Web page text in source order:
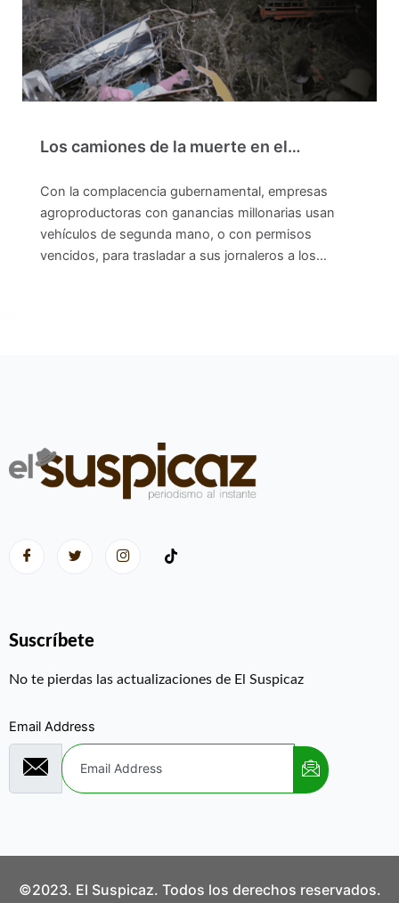
Los camiones de la muerte en el…
Con la complacencia gubernamental, empresas
agroproductoras con ganancias millonarias usan
vehículos de segunda mano, o con permisos
vencidos, para trasladar a sus jornaleros a los…
Suscríbete
No te pierdas las actualizaciones de El Suspicaz
Email Address
©2023. El Suspicaz. Todos los derechos reservados.